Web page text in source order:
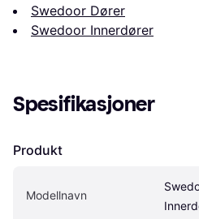
Swedoor Dører
Swedoor Innerdører
Spesifikasjoner
Produkt
Modellnavn